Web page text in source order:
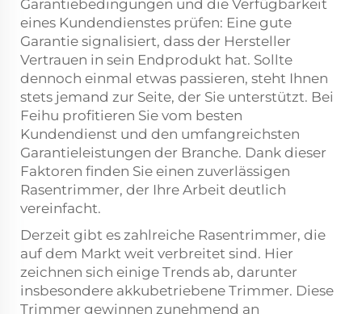
Garantiebedingungen und die Verfügbarkeit
eines Kundendienstes prüfen: Eine gute
Garantie signalisiert, dass der Hersteller
Vertrauen in sein Endprodukt hat. Sollte
dennoch einmal etwas passieren, steht Ihnen
stets jemand zur Seite, der Sie unterstützt. Bei
Feihu profitieren Sie vom besten
Kundendienst und den umfangreichsten
Garantieleistungen der Branche. Dank dieser
Faktoren finden Sie einen zuverlässigen
Rasentrimmer, der Ihre Arbeit deutlich
vereinfacht.
Derzeit gibt es zahlreiche Rasentrimmer, die
auf dem Markt weit verbreitet sind. Hier
zeichnen sich einige Trends ab, darunter
insbesondere akkubetriebene Trimmer. Diese
Trimmer gewinnen zunehmend an